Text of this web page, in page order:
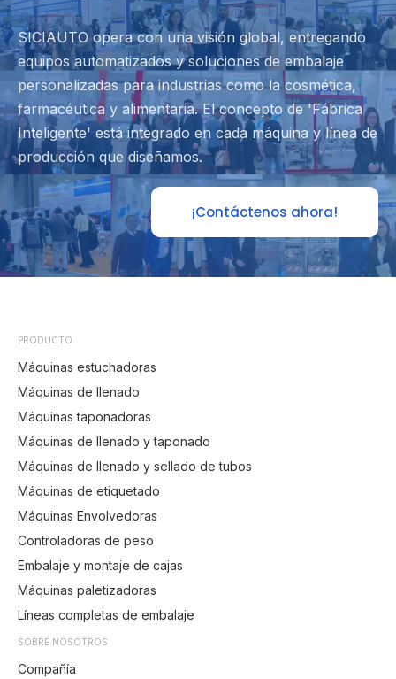
SICIAUTO opera con una visión global, entregando
equipos automatizados y soluciones de embalaje
personalizadas para industrias como la cosmética,
farmacéutica y alimentaria. El concepto de 'Fábrica
Inteligente' está integrado en cada máquina y línea de
producción que diseñamos.
¡Contáctenos ahora!
PRODUCTO
Máquinas estuchadoras
Máquinas de llenado
Máquinas taponadoras
Máquinas de llenado y taponado
Máquinas de llenado y sellado de tubos
Máquinas de etiquetado
Máquinas Envolvedoras
Controladoras de peso
Embalaje y montaje de cajas
Máquinas paletizadoras
Líneas completas de embalaje
SOBRE NOSOTROS
Compañía